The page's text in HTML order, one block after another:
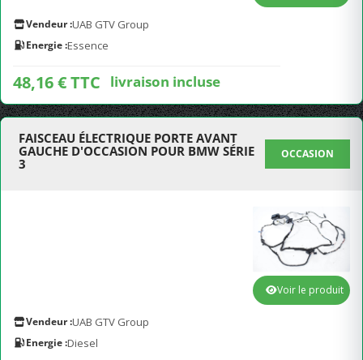
Vendeur :UAB GTV Group
Energie :Essence
48,16 € TTC livraison incluse
FAISCEAU ÉLECTRIQUE PORTE AVANT
GAUCHE D'OCCASION POUR BMW SÉRIE
3
OCCASION
Vendeur :UAB GTV Group
Energie :Diesel
Voir le produit